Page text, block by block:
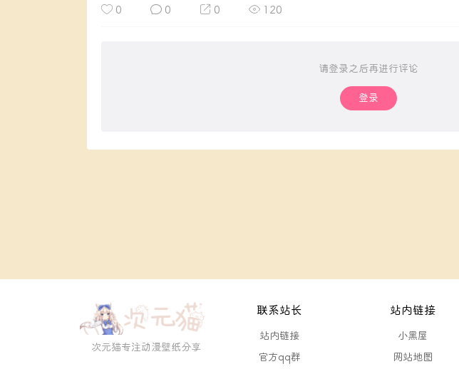
0 0 0 120
请登录之后再进行评论
登录
次元猫专注动漫壁纸分享
联系站长
站内链接
官方qq群
站内链接
小黑屋
网站地图